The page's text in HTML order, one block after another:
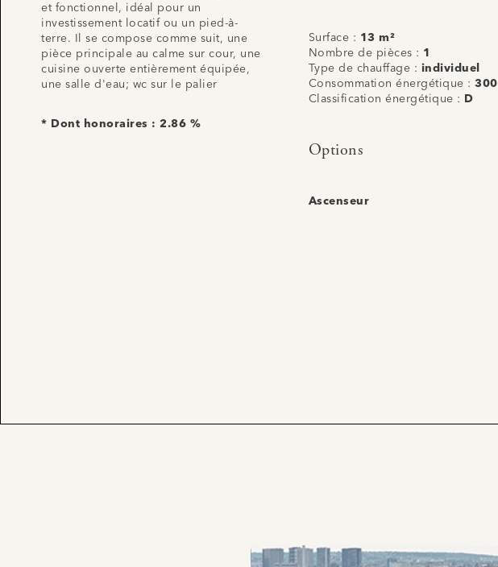
et fonctionnel, idéal pour un
investissement locatif ou un pied-à-
terre. Il se compose comme suit, une
pièce principale au calme sur cour, une
cuisine ouverte entièrement équipée,
une salle d'eau; wc sur le palier
* Dont honoraires : 2.86 %
Surface : 13 m²
Nombre de pièces : 1
Type de chauffage : individuel
Consommation énergétique :300
Classification énergétique :
D
Options
Ascenseur